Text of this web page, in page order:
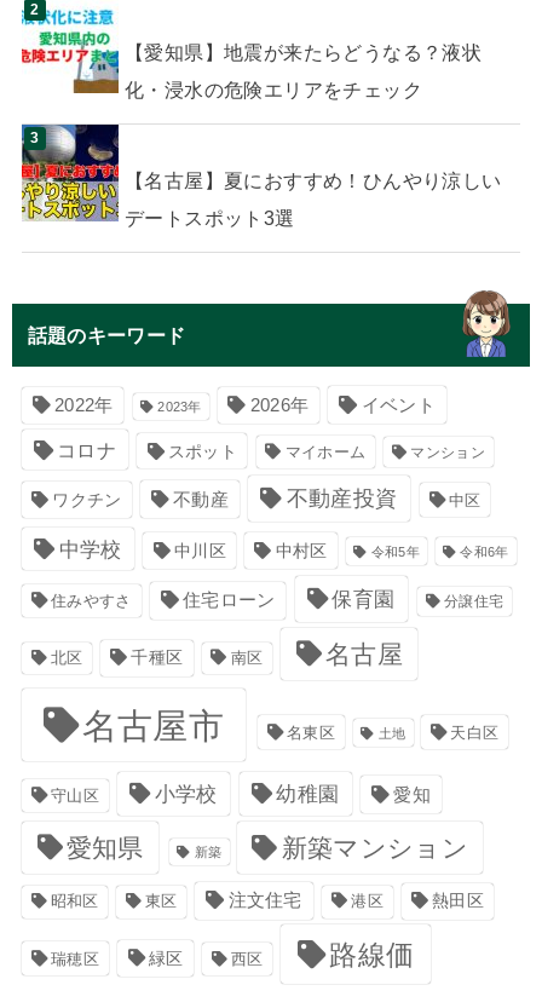
【愛知県】地震が来たらどうなる？液状
化・浸水の危険エリアをチェック
【名古屋】夏におすすめ！ひんやり涼しい
デートスポット3選
話題のキーワード
2022年 2023年 2026年 イベント
コロナ スポット マイホーム マンション
ワクチン 不動産 不動産投資 中区
中学校 中川区 中村区 令和5年 令和6年
住みやすさ 住宅ローン 保育園 分譲住宅
北区 千種区 南区 名古屋
名古屋市 名東区 土地 天白区
守山区 小学校 幼稚園 愛知
愛知県 新築 新築マンション
昭和区 東区 注文住宅 港区 熱田区
瑞穂区 緑区 西区 路線価